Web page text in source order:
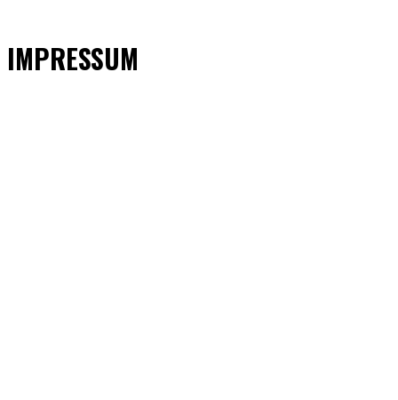
IMPRESSUM